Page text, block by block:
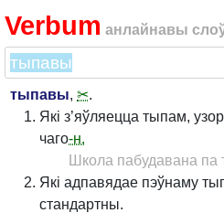
Verbum анлайнавы
тыпавы, ✂.
Які з’яўляецца тыпам,
чаго-н.
Школа пабудавана па
Які адпавядае пэўнаму
стандартны.